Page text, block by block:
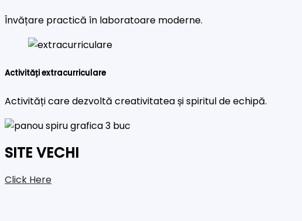
Învățare practică în laboratoare moderne.
Activități extracurriculare
Activități care dezvoltă creativitatea și spiritul de echipă.
SITE VECHI
Click Here